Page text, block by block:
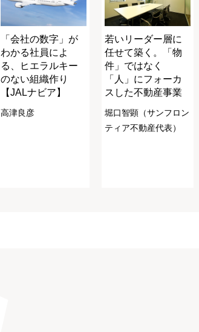
「会社の数字」が
わかる社員によ
る、ヒエラルキー
のない組織作り
【JALナビア】
高津良彦
若いリーダー層に
任せて築く。「物
件」ではなく
「人」にフォーカ
スした不動産事業
堀口智顕（サンフロン
ティア不動産代表）